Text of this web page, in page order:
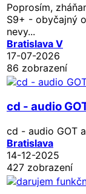
Poprosím,
S9+ - obyčajný
nevy...
Bratislava V
17-07-2026
86 zobrazení
cd - audio
cd - audio GOT
Bratislava
14-12-2025
427 zobrazení